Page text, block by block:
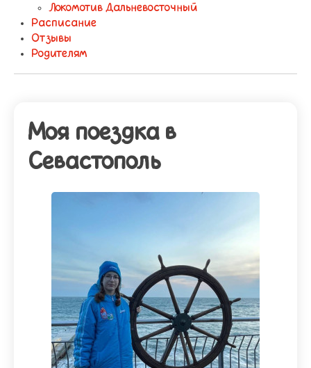
Локомотив Дальневосточный
Расписание
Отзывы
Родителям
Моя поездка в
Севастополь